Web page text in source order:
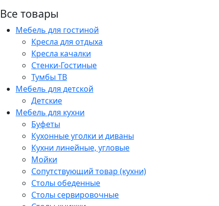
Все товары
Мебель для гостиной
Кресла для отдыха
Кресла качалки
Стенки-Гостиные
Тумбы ТВ
Мебель для детской
Детские
Мебель для кухни
Буфеты
Кухонные уголки и диваны
Кухни линейные, угловые
Мойки
Сопутствующий товар (кухни)
Столы обеденные
Столы сервировочные